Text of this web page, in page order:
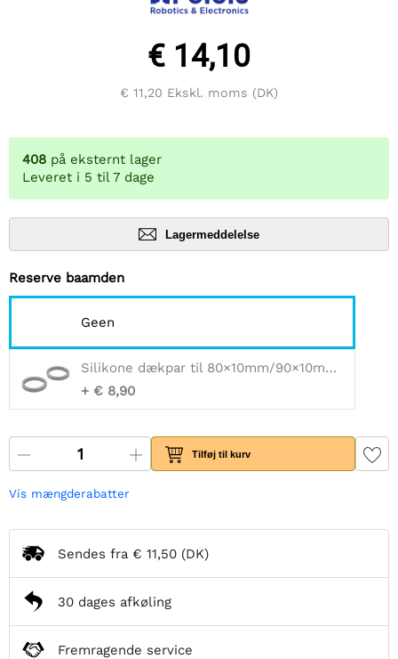
€ 14,10
€ 11,20 Ekskl. moms (DK)
408 på eksternt lager
Leveret i 5 til 7 dage
Lagermeddelelse
Reserve baamden
Geen
Silikone dækpar til 80×10mm/90×10mm Pololu hjul
+ € 8,90
Tilføj til kurv
Vis mængderabatter
Sendes fra € 11,50 (DK)
30 dages afkøling
Fremragende service